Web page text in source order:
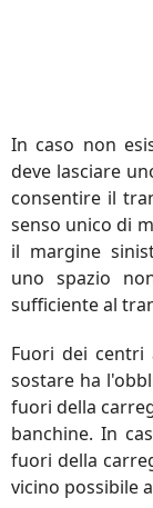
In caso non
deve lasciare
consentire il
senso unico di
il margine
uno spazio
sufficiente al
Fuori dei centri
sostare ha
fuori della
banchine. In
fuori della
vicino possibile